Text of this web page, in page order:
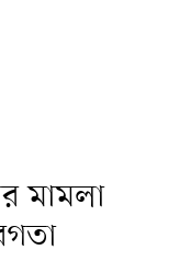
মামলা